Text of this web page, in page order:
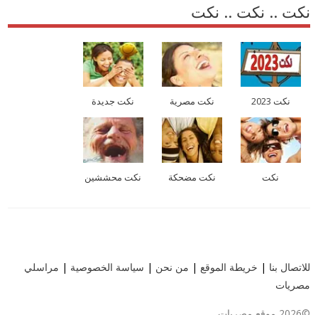
نكت .. نكت .. نكت
نكت 2023 نكت مصرية نكت جديدة
نكت نكت مضحكة نكت محششين
للاتصال بنا | خريطة الموقع | من نحن | سياسة الخصوصية | مراسلي
مصريات